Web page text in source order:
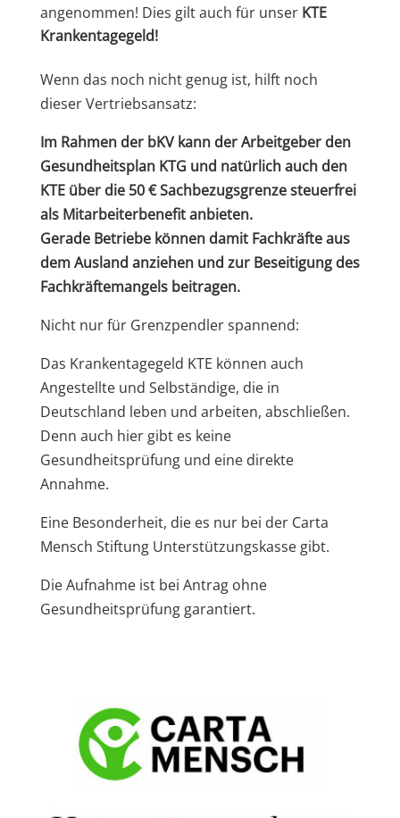
angenommen! Dies gilt auch für unser KTE
Krankentagegeld!
Wenn das noch nicht genug ist, hilft noch
dieser Vertriebsansatz:
Im Rahmen der bKV kann der Arbeitgeber den
Gesundheitsplan KTG und natürlich auch den
KTE über die 50 € Sachbezugsgrenze steuerfrei
als Mitarbeiterbenefit anbieten.
Gerade Betriebe können damit Fachkräfte aus
dem Ausland anziehen und zur Beseitigung des
Fachkräftemangels beitragen.
Nicht nur für Grenzpendler spannend:
Das Krankentagegeld KTE können auch
Angestellte und Selbständige, die in
Deutschland leben und arbeiten, abschließen.
Denn auch hier gibt es keine
Gesundheitsprüfung und eine direkte
Annahme.
Eine Besonderheit, die es nur bei der Carta
Mensch Stiftung Unterstützungskasse gibt.
Die Aufnahme ist bei Antrag ohne
Gesundheitsprüfung garantiert.